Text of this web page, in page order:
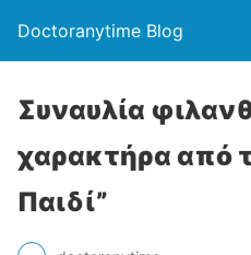
Doctoranytime Blog
Συναυλία
χαρακτήρα από
Παιδί”